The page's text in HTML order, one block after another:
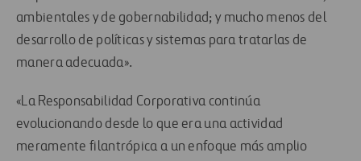
ambientales y de gobernabilidad; y mucho menos del
desarrollo de políticas y sistemas para tratarlas de
manera adecuada».
«La Responsabilidad Corporativa continúa
evolucionando desde lo que era una actividad
meramente filantrópica a un enfoque más amplio